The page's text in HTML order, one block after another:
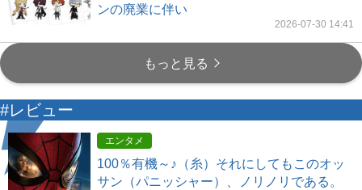
ンの廃業に伴い
2026-07-30 14:41
もっと見る
#レビュー
エンタメ
100％有機～♪（糸）それにしてもこのオッ
サン（パニッシャー）、ノリノリである。